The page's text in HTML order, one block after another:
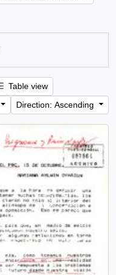
Table view
Direction: Ascending